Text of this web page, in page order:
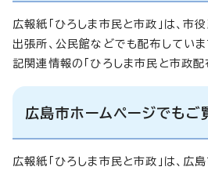
広報紙「ひろしま市民と市政」は、市
出張所、公民館などでも配布していま
記関連情報の「ひろしま市民と市政配
広島市ホームページでもご
広報紙「ひろしま市民と市政」は、広